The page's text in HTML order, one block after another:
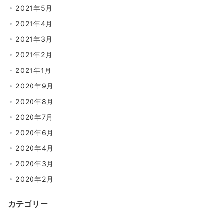
2021年5月
2021年4月
2021年3月
2021年2月
2021年1月
2020年9月
2020年8月
2020年7月
2020年6月
2020年4月
2020年3月
2020年2月
カテゴリー